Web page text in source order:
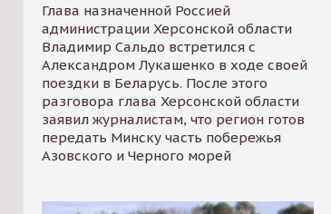
Глава назначенной Россией
администрации Херсонской области
Владимир Сальдо встретился с
Александром Лукашенко в ходе своей
поездки в Беларусь. После этого
разговора глава Херсонской области
заявил журналистам, что регион готов
передать Минску часть побережья
Азовского и Черного морей